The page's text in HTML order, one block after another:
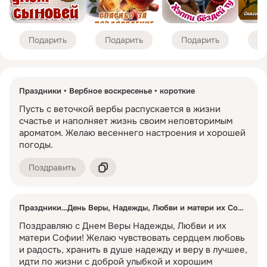
Пожелания для второй половинки – это способ выразить
свою любовь и заботу. Это могут быть романтические слова
для мужчины или женщины, которые передают чувства и
делают отношения еще крепче.
гордостью и любовью.
Поздравления к праздникам
В году много праздников, когда хочется поздравить близких
и друзей. Среди самых популярных:
желаний.
23 Февраля
– пожелания мужчинам в День защитника
Отечества.
День матери, День отца,День учителя– трогательные
поздравления тем, кто важен в нашей жизни.
Поздравления по имени
Каждое имя имеет свое звучание и энергетику, а
персонализированные поздравления всегда приятно
получать. Поздравления по имени помогают сделать
пожелание более личным и значимым.
Подарить Подарить Подарить
Праздники Вербное воскресенье короткие
Пусть с веточкой вербы распускается в жизни
счастье и наполняет жизнь своим неповторимым
ароматом. Желаю весеннего настроения и хорошей
погоды.
Поздравить
Праздники День Веры, Надежды, Любви и матери их Софии
Поздравляю с Днем Веры Надежды, Любви и их
матери Софии! Желаю чувствовать сердцем любовь
и радость, хранить в душе надежду и веру в лучшее,
идти по жизни с доброй улыбкой и хорошим